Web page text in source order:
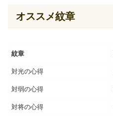
オススメ紋章
紋章
対光の心得
対弱の心得
対将の心得